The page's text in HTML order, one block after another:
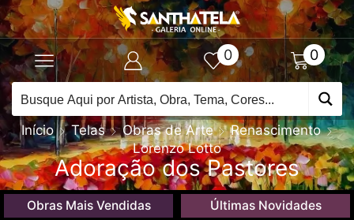
0 0
Início Telas Obras de Arte
Renascimento
Lorenzo Lotto
Adoração dos Pastores
Obras Mais Vendidas Últimas Novidades